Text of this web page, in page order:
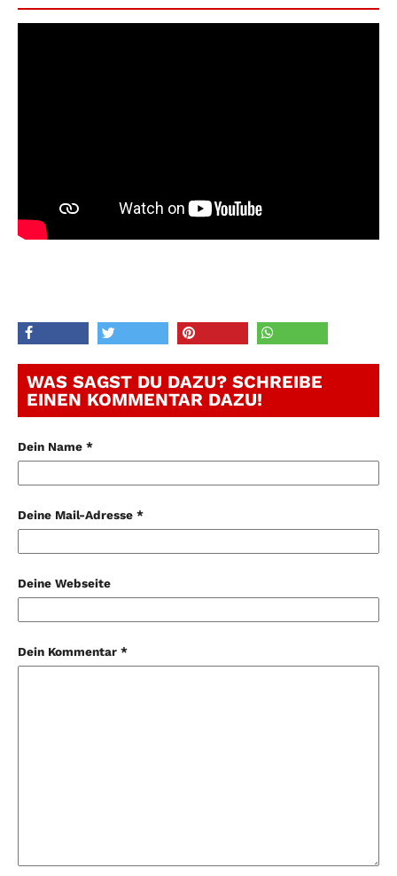
WAS SAGST DU DAZU? SCHREIBE
EINEN KOMMENTAR DAZU!
Dein Name *
Deine Mail-Adresse *
Deine Webseite
Dein Kommentar *